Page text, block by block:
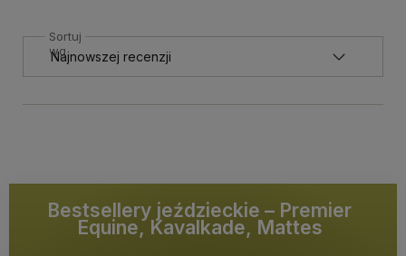
Sortuj
wg
Bestsellery jeździeckie – Premier
Equine, Kavalkade, Mattes